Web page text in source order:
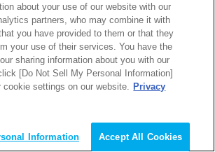
登録（無料）して
について詳しく聞く
about your use of our website with our
partners, who may combine it with
you have provided to them or that they
your use of their services. You have the
sharing information about you with our
[Do Not Sell My Personal Information]
settings on our website. Privacy
Information Accept All Cookies